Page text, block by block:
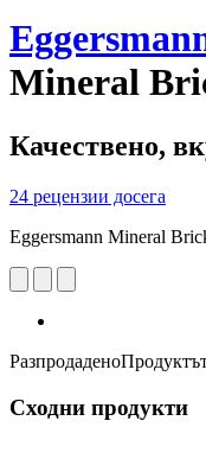
Mineral
Качествено,
24 рецензии досега
Eggersmann Mineral
Разпродадено
Сходни продукти